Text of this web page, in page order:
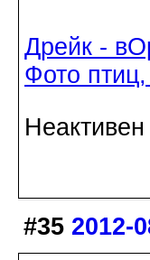
Дрейк -
Фото
Неактивен
#35 2012-